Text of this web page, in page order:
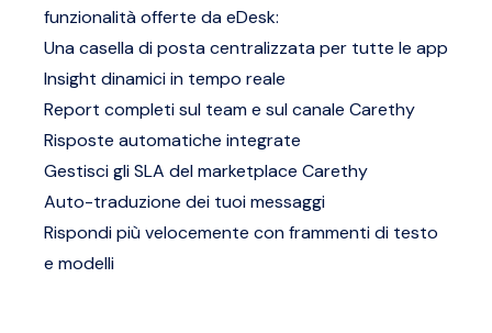
funzionalità offerte da eDesk:
Una casella di posta centralizzata per tutte le app
Insight dinamici in tempo reale
Report completi sul team e sul canale Carethy
Risposte automatiche integrate
Gestisci gli SLA del marketplace Carethy
Auto-traduzione dei tuoi messaggi
Rispondi più velocemente con frammenti di testo
e modelli